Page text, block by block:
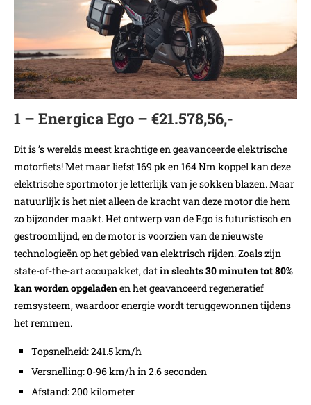
1 – Energica Ego – €21.578,56,-
Dit is ’s werelds meest krachtige en geavanceerde elektrische
motorfiets! Met maar liefst 169 pk en 164 Nm koppel kan deze
elektrische sportmotor je letterlijk van je sokken blazen. Maar
natuurlijk is het niet alleen de kracht van deze motor die hem
zo bijzonder maakt. Het ontwerp van de Ego is futuristisch en
gestroomlijnd, en de motor is voorzien van de nieuwste
technologieën op het gebied van elektrisch rijden. Zoals zijn
state-of-the-art accupakket, datin slechts 30 minuten tot 80%
kan worden opgeladenen het geavanceerd regeneratief
remsysteem, waardoor energie wordt teruggewonnen tijdens
het remmen.
Topsnelheid: 241.5 km/h
Versnelling: 0-96 km/h in 2.6 seconden
Afstand: 200 kilometer